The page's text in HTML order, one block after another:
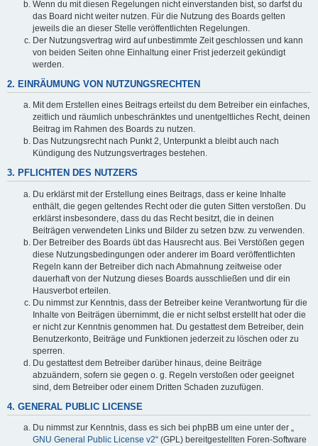
Wenn du mit diesen Regelungen nicht einverstanden bist, so darfst du
das Board nicht weiter nutzen. Für die Nutzung des Boards gelten
jeweils die an dieser Stelle veröffentlichten Regelungen.
Der Nutzungsvertrag wird auf unbestimmte Zeit geschlossen und kann
von beiden Seiten ohne Einhaltung einer Frist jederzeit gekündigt
werden.
2. EINRÄUMUNG VON NUTZUNGSRECHTEN
Mit dem Erstellen eines Beitrags erteilst du dem Betreiber ein einfaches,
zeitlich und räumlich unbeschränktes und unentgeltliches Recht, deinen
Beitrag im Rahmen des Boards zu nutzen.
Das Nutzungsrecht nach Punkt 2, Unterpunkt a bleibt auch nach
Kündigung des Nutzungsvertrages bestehen.
3. PFLICHTEN DES NUTZERS
Du erklärst mit der Erstellung eines Beitrags, dass er keine Inhalte
enthält, die gegen geltendes Recht oder die guten Sitten verstoßen. Du
erklärst insbesondere, dass du das Recht besitzt, die in deinen
Beiträgen verwendeten Links und Bilder zu setzen bzw. zu verwenden.
Der Betreiber des Boards übt das Hausrecht aus. Bei Verstößen gegen
diese Nutzungsbedingungen oder anderer im Board veröffentlichten
Regeln kann der Betreiber dich nach Abmahnung zeitweise oder
dauerhaft von der Nutzung dieses Boards ausschließen und dir ein
Hausverbot erteilen.
Du nimmst zur Kenntnis, dass der Betreiber keine Verantwortung für die
Inhalte von Beiträgen übernimmt, die er nicht selbst erstellt hat oder die
er nicht zur Kenntnis genommen hat. Du gestattest dem Betreiber, dein
Benutzerkonto, Beiträge und Funktionen jederzeit zu löschen oder zu
sperren.
Du gestattest dem Betreiber darüber hinaus, deine Beiträge
abzuändern, sofern sie gegen o. g. Regeln verstoßen oder geeignet
sind, dem Betreiber oder einem Dritten Schaden zuzufügen.
4. GENERAL PUBLIC LICENSE
Du nimmst zur Kenntnis, dass es sich bei phpBB um eine unter der „
GNU General Public License v2“ (GPL) bereitgestellten Foren-Software